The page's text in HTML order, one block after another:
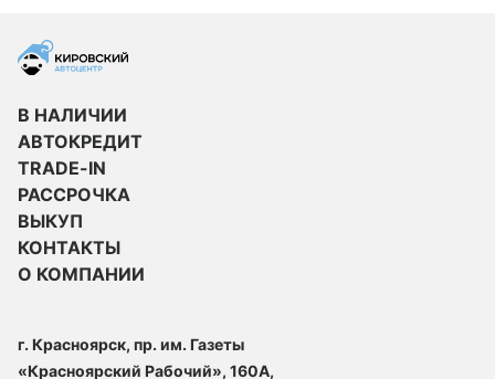
В НАЛИЧИИ
АВТОКРЕДИТ
TRADE-IN
РАССРОЧКА
ВЫКУП
КОНТАКТЫ
О КОМПАНИИ
г. Красноярск, пр. им. Газеты
«Красноярский Рабочий», 160А,